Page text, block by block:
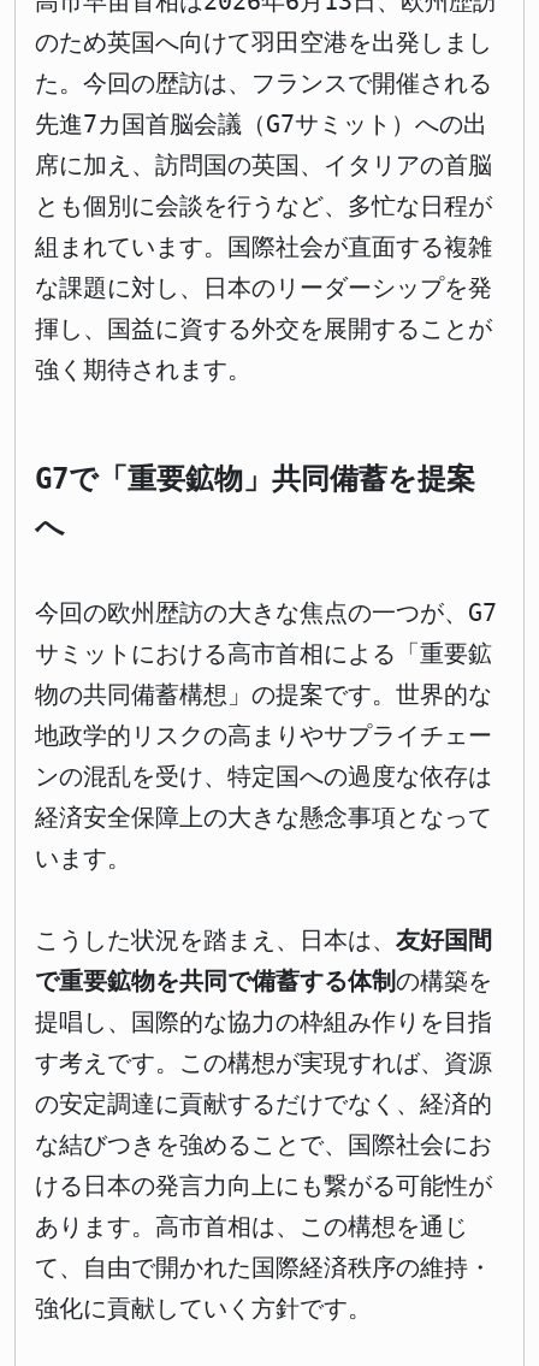
のため英国へ向けて羽田空港を出発しまし
た。今回の歴訪は、フランスで開催される
先進7カ国首脳会議（G7サミット）への出
席に加え、訪問国の英国、イタリアの首脳
とも個別に会談を行うなど、多忙な日程が
組まれています。国際社会が直面する複雑
な課題に対し、日本のリーダーシップを発
揮し、国益に資する外交を展開することが
強く期待されます。
G7で「重要鉱物」共同備蓄を提案
へ
今回の欧州歴訪の大きな焦点の一つが、G7
サミットにおける高市首相による「重要鉱
物の共同備蓄構想」の提案です。世界的な
地政学的リスクの高まりやサプライチェー
ンの混乱を受け、特定国への過度な依存は
経済安全保障上の大きな懸念事項となって
います。
こうした状況を踏まえ、日本は、 友好国間
で重要鉱物を共同で備蓄する体制の構築を
提唱し、国際的な協力の枠組み作りを目指
す考えです。この構想が実現すれば、資源
の安定調達に貢献するだけでなく、経済的
な結びつきを強めることで、国際社会にお
ける日本の発言力向上にも繋がる可能性が
あります。高市首相は、この構想を通じ
て、自由で開かれた国際経済秩序の維持・
強化に貢献していく方針です。